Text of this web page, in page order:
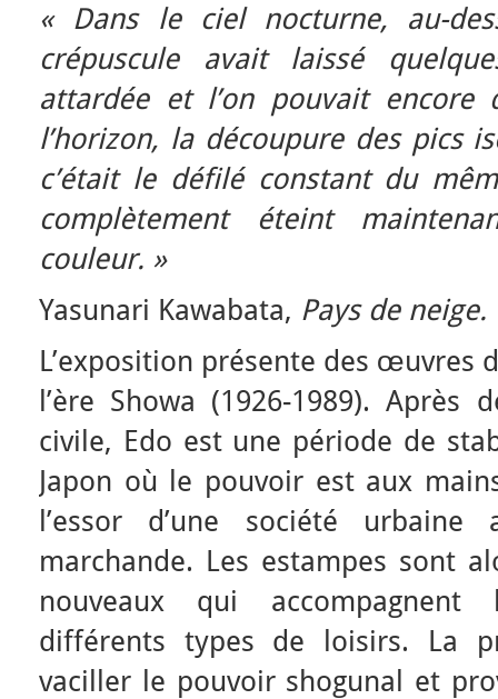
« Dans le ciel nocturne, au-
crépuscule avait laissé
attardée et l’on pouvait
l’horizon, la découpure des pics
c’était le défilé constant du
complètement éteint
couleur. »
Yasunari Kawabata, Pays de neige.
L’exposition présente des œuvres
l’ère Showa (1926-1989). Après
civile, Edo est une période de
Japon où le pouvoir est aux
l’essor d’une société
marchande. Les estampes sont
nouveaux qui
différents types de loisirs. La
vaciller le pouvoir shogunal et